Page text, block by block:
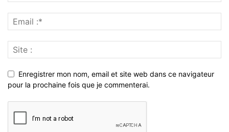
Enregistrer mon nom, email et site web dans ce navigateur
pour la prochaine fois que je commenterai.